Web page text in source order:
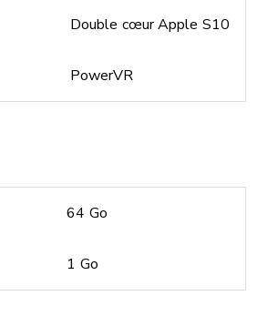
Double cœur Apple S10
PowerVR
64 Go
1 Go